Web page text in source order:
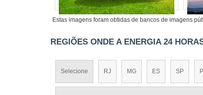
Estas imagens foram obtidas de bancos de imagens
REGIÕES ONDE A ENERGIA 24
Selecione RJ MG ES SP